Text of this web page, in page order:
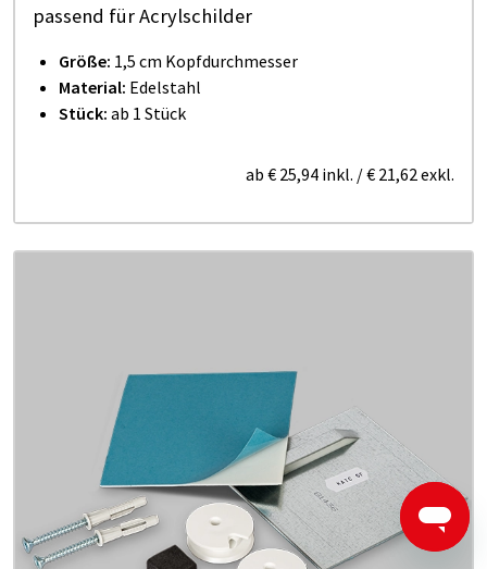
passend für Acrylschilder
Größe: 1,5 cm Kopfdurchmesser
Material: Edelstahl
Stück: ab 1 Stück
ab € 25,94 inkl. /€ 21,62exkl.